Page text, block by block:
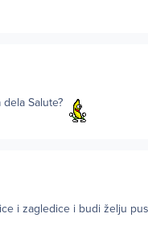
Salute?
i zagledice i budi želju